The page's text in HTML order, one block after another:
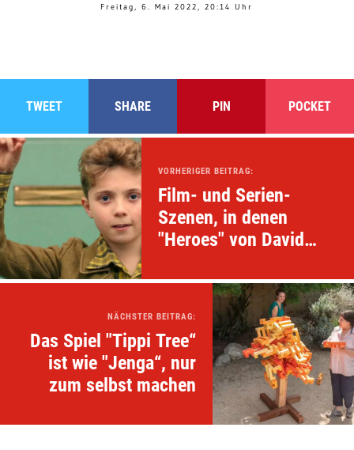
Freitag, 6. Mai 2022, 20:14 Uhr
TWEET SHARE PIN POCKET
VORHERIGER BEITRAG:
Film- und Serien-
Szenen, in denen
"Heroes" von David
NÄCHSTER BEITRAG:
Das Spiel "Tippi Tree“
ist wie "Jenga“, nur
zum selbst machen